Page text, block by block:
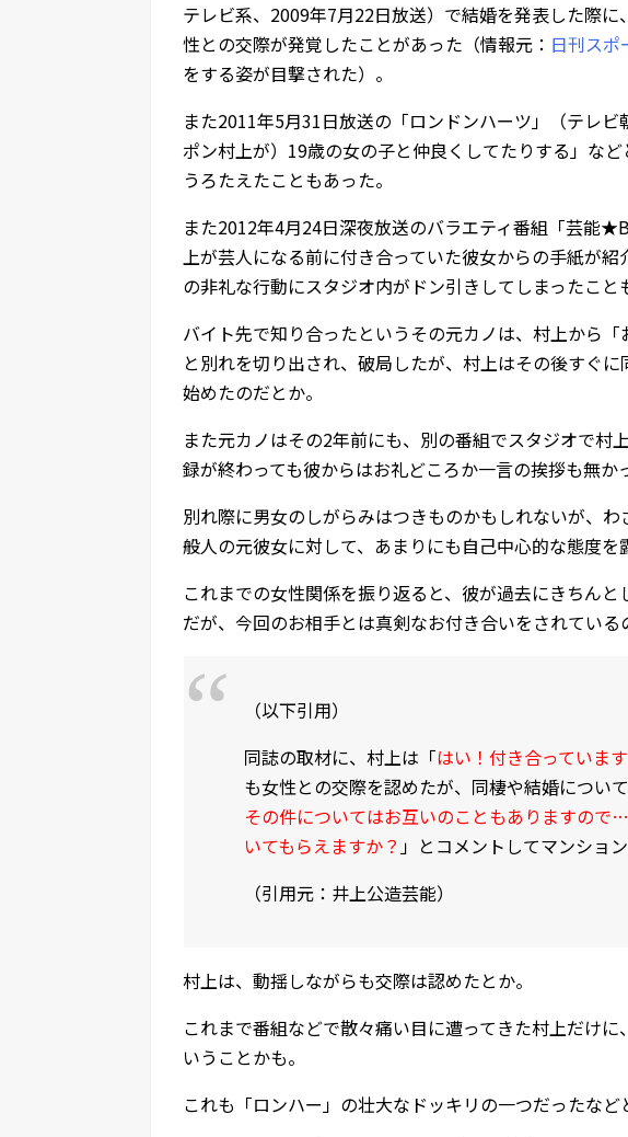
テレビ系、2009年7月22日放送）で結婚を発表した際
性との交際が発覚したことがあった（情報元： 日刊スポ
をする姿が目撃された）。
また2011年5月31日放送の「ロンドンハーツ」（テレ
ポン村上が）19歳の女の子と仲良くしてたりする」な
うろたえたこともあった。
また2012年4月24日深夜放送のバラエティ番組「芸能
上が芸人になる前に付き合っていた彼女からの手紙が
の非礼な行動にスタジオ内がドン引きしてしまったこと
バイト先で知り合ったというその元カノは、村上から「
と別れを切り出され、破局したが、村上はその後すぐ
始めたのだとか。
また元カノはその2年前にも、別の番組でスタジオで村
録が終わっても彼からはお礼どころか一言の挨拶も無か
別れ際に男女のしがらみはつきものかもしれないが、
般人の元彼女に対して、あまりにも自己中心的な態度を
これまでの女性関係を振り返ると、彼が過去にきちん
だが、今回のお相手とは真剣なお付き合いをされてい
（以下引用）
同誌の取材に、村上は「はい！付き合っています
も女性との交際を認めたが、同棲や結婚につい
その件についてはお互いのこともありますの
いてもらえますか？」とコメントしてマンション
（引用元：井上公造芸能）
村上は、動揺しながらも交際は認めたとか。
これまで番組などで散々痛い目に遭ってきた村上だけ
いうことかも。
これも「ロンハー」の壮大なドッキリの一つだったなど